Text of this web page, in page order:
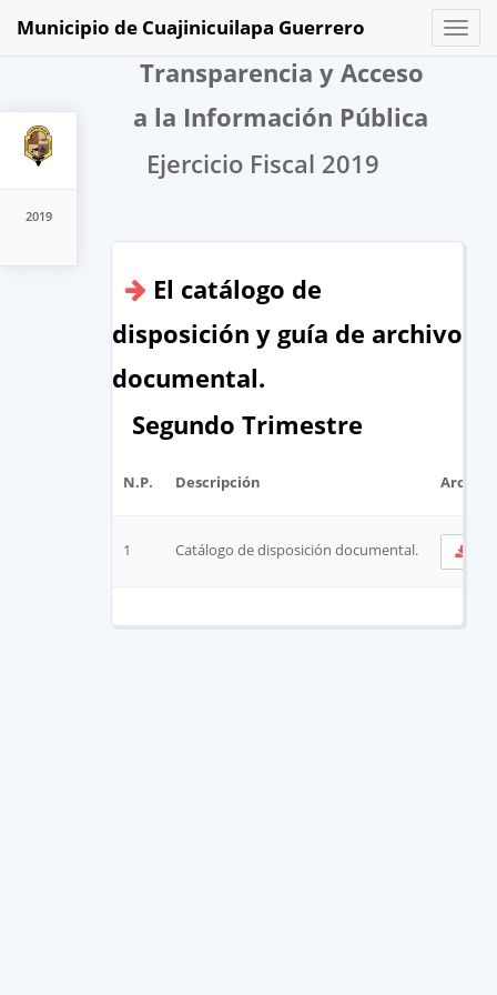
2019
Toggle
Municipio de Cuajinicuilapa Guerrero
Transparencia y Acceso
a la Información Pública
Ejercicio Fiscal 2019
El catálogo de
disposición y guía de archivo
documental.
Segundo Trimestre
N.P. Descripción Archivo
1 Catálogo de disposición documental.